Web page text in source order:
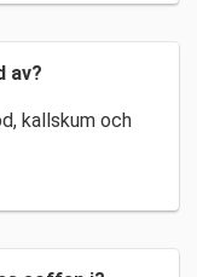
av?
kallskum och